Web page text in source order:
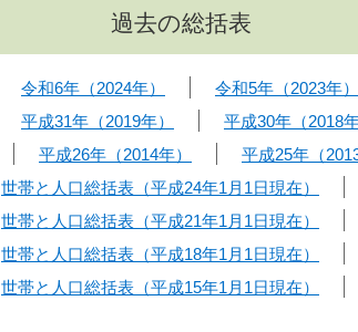
過去の総括表
令和6年（2024年） 令和5年（2023年）
平成31年（2019年） 平成30年（2018年
平成26年（2014年）
平成25年（2013
世帯と人口総括表（平成24年1月1日現在）
世帯と人口総括表（平成21年1月1日現在）
世帯と人口総括表（平成18年1月1日現在）
世帯と人口総括表（平成15年1月1日現在）